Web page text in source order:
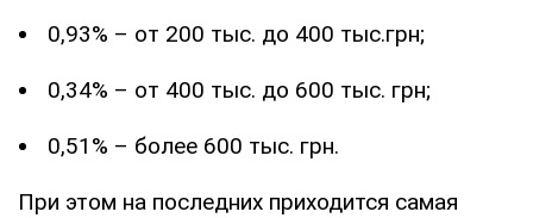
0,93% – от 200 тыс. до 400 тыс.грн;
0,34% – от 400 тыс. до 600 тыс. грн;
0,51% – более 600 тыс. грн.
При этом на последних приходится самая